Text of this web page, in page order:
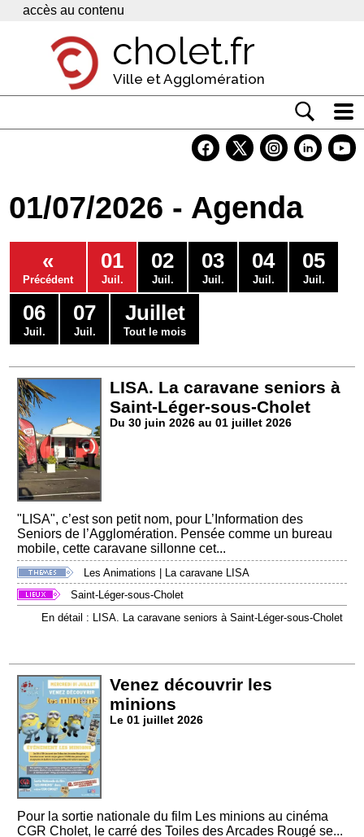
Panneau de gestion des cookies
accès au contenu
cholet.fr
Ville et Agglomération
Economie
Services
Contacts
01/07/2026 - Agenda
«
Précédent
01
Juil.
02
Juil.
03
Juil.
04
Juil.
05
Juil.
06
Juil.
07
Juil.
Juillet
Tout le mois
LISA. La caravane seniors à
Saint-Léger-sous-Cholet
Du 30 juin 2026 au 01 juillet 2026
"LISA", c’est son petit nom, pour L’Information des
Seniors de l’Agglomération. Pensée comme un bureau
mobile, cette caravane sillonne cet...
Les Animations | La caravane LISA
Saint-Léger-sous-Cholet
En détail : LISA. La caravane seniors à Saint-Léger-sous-Cholet
Venez découvrir les
minions
Le 01 juillet 2026
Pour la sortie nationale du film Les minions au cinéma
CGR Cholet, le carré des Toiles des Arcades Rougé se...